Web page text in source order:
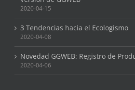
2020-04-15
3 Tendencias hacia el Ecologismo
2020-04-08
Novedad GGWEB: Registro de
2020-04-06